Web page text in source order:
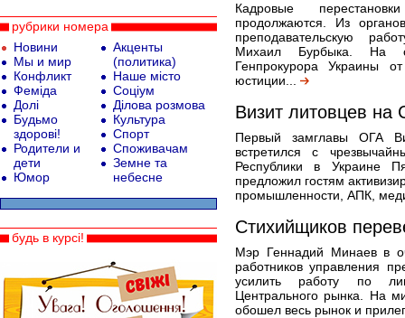
Кадровые
продолжаются. Из
преподавательскую
Михаил Бурбыка. На
Генпрокурора Украины
юстиции...
Визит литовцев на
Первый замглавы ОГА
встретился с
Республики в Украине
предложил гостям
промышленности, АПК,
Стихийщиков
Мэр Геннадий Минаев в
работников управления
усилить работу по
Центрального рынка. На
обошел весь рынок и
рубрики номера
Новини
Мы и мир
Конфликт
Феміда
Долі
Будьмо
здорові!
Родители и
дети
Юмор
Акценты
(политика)
Наше місто
Соціум
Ділова розмова
Культура
Спорт
Споживачам
Земне та
небесне
будь в курсі!